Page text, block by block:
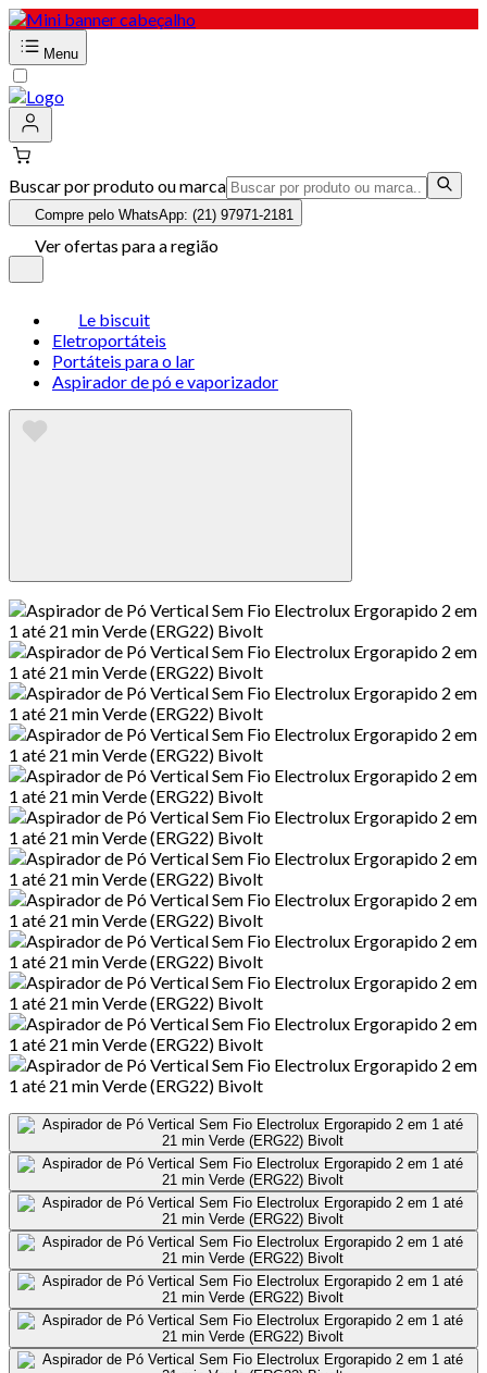
Menu
Buscar por produto ou marca
Compre pelo WhatsApp: (21) 97971-2181
Ver ofertas para a região
Le biscuit
Eletroportáteis
Portáteis para o lar
Aspirador de pó e vaporizador